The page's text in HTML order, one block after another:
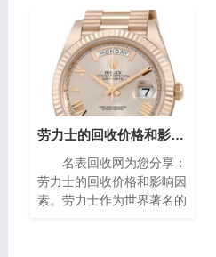
量而闻名。对于那些拥有一
款梵克雅宝手表的人来说，
了解其回收价格是非常重要
的。本文将为您介绍二手梵
克雅宝手表回收的价格指
南，帮助您获取最高回收
价。
劳力士的回收价格和影响因素(影响劳力士回收价格的因素)
名表回收网为您分享：
劳力士的回收价格和影响因
素。劳力士作为世界著名的